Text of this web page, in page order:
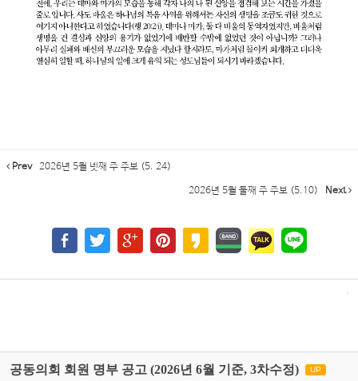
Prev 2026년 5월 넷째 주 주보 (5. 24)
2026년 5월 둘째 주 주보 (5.10) Next
공동의회 회원 명부 공고 (2026년 6월 기준, 3차수정) UP